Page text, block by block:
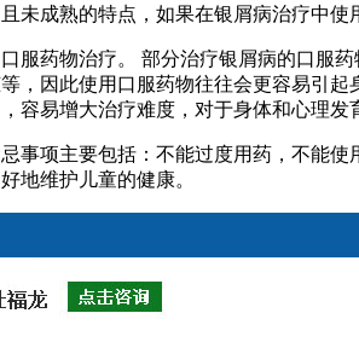
未成熟的特点，如果在银屑病治疗中
服药物治疗。 部分治疗银屑病的口服
，因此使用口服药物往往会更容易引
容易增大治疗难度，对于身体和心理发
事项主要包括：不能过度用药，不能
地维护儿童的健康。